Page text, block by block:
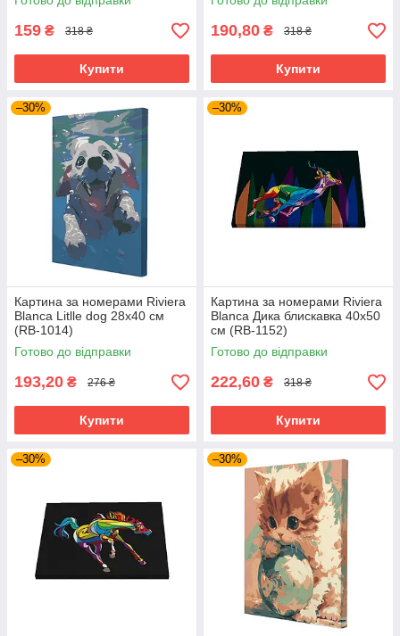
159 ₴ 318 ₴
Купити
190,80 ₴ 318 ₴
Купити
–30%
Картина за номерами Riviera
Blanca Litlle dog 28x40 см
(RB-1014)
Готово до відправки
193,20 ₴ 276 ₴
Купити
–30%
Картина за номерами Riviera
Blanca Дика блискавка 40x50
см (RB-1152)
Готово до відправки
222,60 ₴ 318 ₴
Купити
–30% –30%